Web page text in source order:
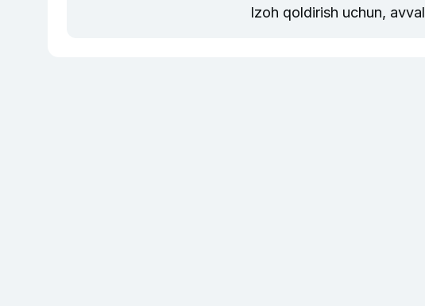
Izoh qoldirish uchun, avval